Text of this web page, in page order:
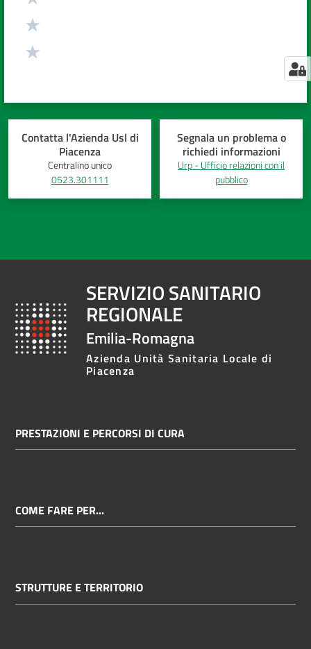
Contatta l'Azienda Usl di
Piacenza
Centralino unico
0523.301111
Segnala un problema o
richiedi informazioni
Urp - Ufficio relazioni con il
pubblico
SERVIZIO SANITARIO
REGIONALE
Emilia-Romagna
Azienda Unità Sanitaria Locale di
Piacenza
PRESTAZIONI E PERCORSI DI CURA
COME FARE PER...
STRUTTURE E TERRITORIO